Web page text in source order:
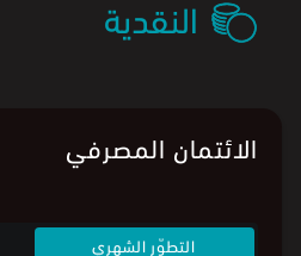
النقدية
الائتمان المصرفي